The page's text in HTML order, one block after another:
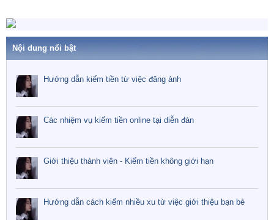
Nội dung nổi bật
Hướng dẫn kiếm tiền từ việc đăng ảnh
Các nhiệm vụ kiếm tiền online tại diễn đàn
Giới thiệu thành viên - Kiếm tiền không giới hạn
Hướng dẫn cách kiếm nhiều xu từ việc giới thiệu bạn bè